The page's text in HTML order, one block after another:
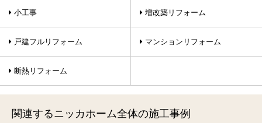
小工事 増改築リフォーム
戸建フルリフォーム マンションリフォーム
断熱リフォーム
関連するニッカホーム全体の施工事例